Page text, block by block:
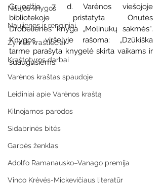
Naujos knygos
Naujienos ir renginiai
Žymūs kraštiečiai
Kraštotyros darbai
Varėnos kraštas spaudoje
Leidiniai apie Varėnos kraštą
Kilnojamos parodos
Sidabrinės bitės
Garbės ženklas
Adolfo Ramanausko–Vanago premija
Vinco Krėvės-Mickevičiaus literatūr
Gruodžio 7 d. Varėnos viešojoje
bibliotekoje pristatyta Onutės
Drobelienės knyga „Molinukų sakmės“.
Knygos viršelyje rašoma: „Dzūkiška
tarme parašyta knygelė skirta vaikams ir
suaugusiems.